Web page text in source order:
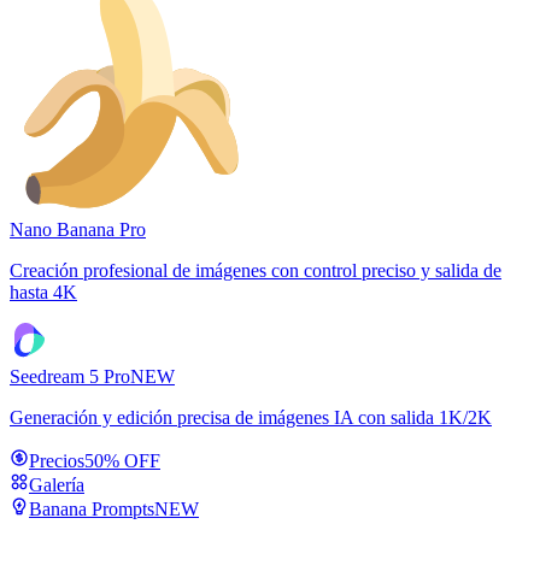
Nano Banana Pro
Creación profesional de imágenes con control preciso y salida de
hasta 4K
Seedream 5 ProNEW
Generación y edición precisa de imágenes IA con salida 1K/2K
Precios50% OFF
Galería
Banana PromptsNEW